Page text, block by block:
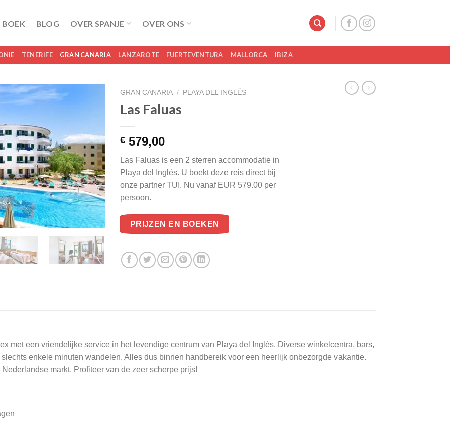
BOEK BLOG OVER SPANJE OVER ONS
TENERIFE GRAN CANARIA LANZAROTE FUERTEVENTURA MALLORCA IBIZA
GRAN CANARIA / PLAYA DEL INGLÉS
Las Faluas
€ 579,00
Las Faluas is een 2 sterren accommodatie in
Playa del Inglés. U boekt deze reis direct bij
onze partner TUI. Nu vanaf EUR 579.00 per
persoon.
PRIJZEN EN BOEKEN
met een vriendelijke service in het levendige centrum van Playa del Inglés. Diverse winkelcentra, bars,
enkele minuten wandelen. Alles dus binnen handbereik voor een heerlijk onbezorgde vakantie.
markt. Profiteer van de zeer scherpe prijs!